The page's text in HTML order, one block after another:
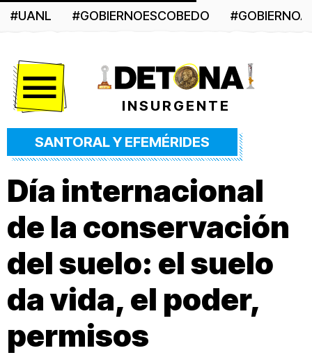
#UANL #GOBIERNOESCOBEDO
INSURGENTE
SANTORAL Y EFEMÉRIDES
Día internacional
de la conservación
del suelo: el suelo
da vida, el poder,
permisos